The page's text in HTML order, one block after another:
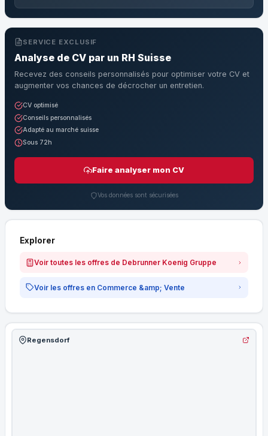
SERVICE EXCLUSIF
Analyse de CV par un RH Suisse
Recevez des conseils personnalisés pour optimiser votre CV et
augmenter vos chances de décrocher un entretien.
CV optimisé
Conseils personnalisés
Adapté au marché suisse
Sous 72h
Faire analyser mon CV
Vos données sont sécurisées
Explorer
Voir toutes les offres de Debrunner Koenig Gruppe
Voir les offres en Commerce &amp; Vente
Regensdorf